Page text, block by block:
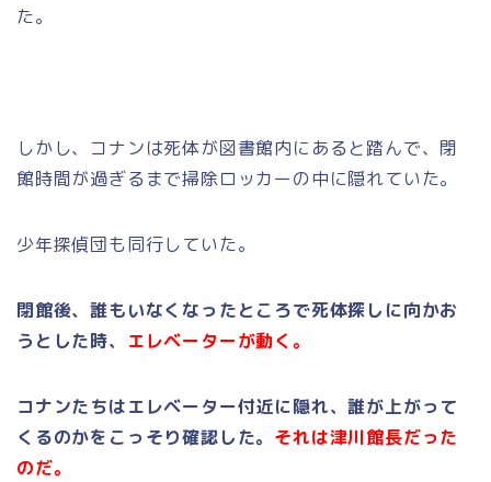
た。
しかし、コナンは死体が図書館内にあると踏んで、閉
館時間が過ぎるまで掃除ロッカーの中に隠れていた。
少年探偵団も同行していた。
閉館後、誰もいなくなったところで死体探しに向かお
うとした時、 エレベーターが動く。
コナンたちはエレベーター付近に隠れ、誰が上がって
くるのかをこっそり確認した。 それは津川館長だった
のだ。